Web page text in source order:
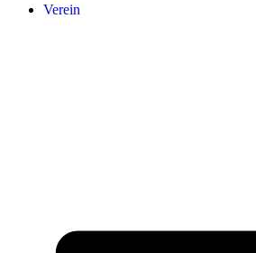
Verein